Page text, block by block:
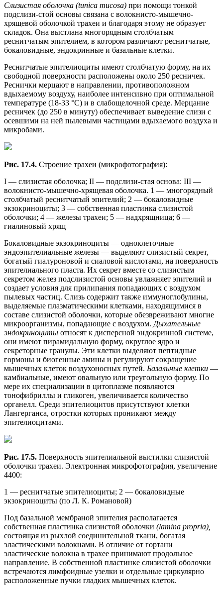
Слизистая оболочка (tunica mucosa) при помощи тонкой
подслизи-стой основы связана с волокнисто-мышечно-
хрящевой оболочкой трахеи и благодаря этому не образует
складок. Она выстлана многорядным столбчатым
реснитчатым эпителием, в котором различают реснитчатые,
бокаловидные, эндокринные и базальные клетки.
Реснитчатые эпителиоциты имеют столбчатую форму, на их
свободной поверхности расположены около 250 ресничек.
Реснички мерцают в направлении, противоположном
вдыхаемому воздуху, наиболее интенсивно при оптимальной
температуре (18-33 °С) и в слабощелочной среде. Мерцание
ресничек (до 250 в минуту) обеспечивает выведение слизи с
осевшими на ней пылевыми частицами вдыхаемого воздуха и
микробами.
Рис. 17.4. Строение трахеи (микрофотография):
I — слизистая оболочка; II — подслизи-стая основа: III —
волокнисто-мышечно-хрящевая оболочка. 1 — многорядный
столбчатый реснитчатый эпителий; 2 — бокаловидные
экзокриноциты; 3 — собственная пластинка слизистой
оболочки; 4 — железы трахеи; 5 — надхрящница; 6 —
гиалиновый хрящ
Бокаловидные экзокриноциты — одноклеточные
эндоэпителиальные железы — выделяют слизистый секрет,
богатый гиалуроновой и сиаловой кислотами, на поверхность
эпителиального пласта. Их секрет вместе со слизистым
секретом желез подслизистой основы увлажняет эпителий и
создает условия для прилипания попадающих с воздухом
пылевых частиц. Слизь содержит также иммуноглобулины,
выделяемые плазматическими клетками, находящимися в
составе слизистой оболочки, которые обезвреживают многие
микроорганизмы, попадающие с воздухом. Дыхательные
эндокриноциты относят к дисперсной эндокринной системе,
они имеют пирамидальную форму, округлое ядро и
секреторные гранулы. Эти клетки выделяют пептидные
гормоны и биогенные амины и регулируют сокращение
мышечных клеток воздухоносных путей. Базальные клетки —
камбиальные, имеют овальную или треугольную форму. По
мере их специализации в цитоплазме появляются
тонофибриллы и гликоген, увеличивается количество
органелл. Среди эпителиоцитов присутствуют клетки
Лангерганса, отростки которых проникают между
эпителиоцитами.
Рис. 17.5. Поверхность эпителиальной выстилки слизистой
оболочки трахеи. Электронная микрофотография, увеличение
4400:
1 — реснитчатые эпителиоциты; 2 — бокаловидные
экзокриноциты (по Л. К. Романовой)
Под базальной мембраной эпителия располагается
собственная пластинка слизистой оболочки (lamina propria),
состоящая из рыхлой соединительной ткани, богатая
эластическими волокнами. В отличие от гортани
эластические волокна в трахее принимают продольное
направление. В собственной пластинке слизистой оболочки
встречаются лимфоидные узелки и отдельные циркулярно
расположенные пучки гладких мышечных клеток.